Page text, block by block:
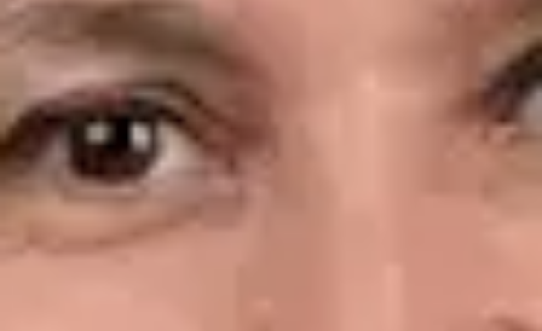
Dr. Leandro Wang — General Medicine Doctor, Global Health
Spain Dr. Leandro Wang — General Medicine Doctor at Global
Health Spain. Book an online video consultation.
ES
Consulta Diagnostico vascular, Consulta Online Flebologia y
Linfologia
Dr. Leandro Wang